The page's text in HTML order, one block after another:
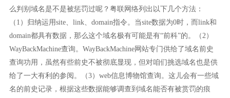
么判别域名是不是被惩罚过呢？粤联网络列出以下几个方法：
（1）归纳运用site、link、domain指令。当site数据为0时，而link和
domain都具有数据，那么这个域名极有可能是有“前科”的。（2）
WayBackMachine查询。WayBackMachine网站专门供给了域名前史
查询功用，虽然有些前史不被彻底显现，但对咱们挑选域名也是供
给了一大有利的参阅。（3）web信息博物馆查询。这儿会有一些域
名的前史记录，根据这些数据能够调查到域名能否有被赏罚的痕